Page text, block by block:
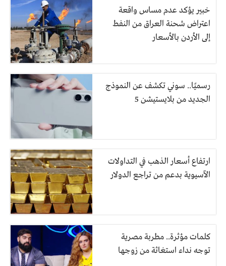
خبير يؤكد عدم مساس واقعة
اعتراض شحنة العراق من النفط
إلى الأردن بالأسعار
رسميًا.. سوني تكشف عن النموذج
الجديد من بلايستيشن 5
ارتفاع أسعار الذهب في التداولات
الآسيوية بدعم من تراجع الدولار
كلمات مؤثرة.. مطربة مصرية
توجه نداء استغاثة من زوجها